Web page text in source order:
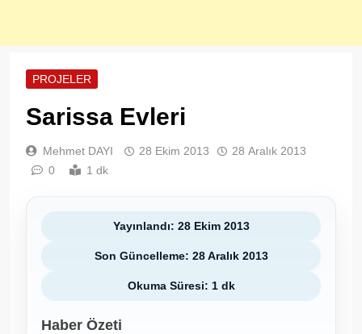
PROJELER
Sarissa Evleri
Mehmet DAYI 28 Ekim 2013
28 Aralık 2013
0
1 dk
Yayınlandı: 28 Ekim 2013
Son Güncelleme: 28 Aralık 2013
Okuma Süresi: 1 dk
Haber Özeti